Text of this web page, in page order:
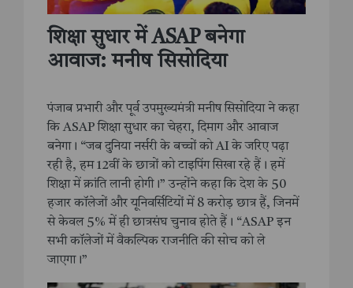
शिक्षा सुधार में ASAP बनेगा
आवाज: मनीष सिसोदिया
पंजाब प्रभारी और पूर्व उपमुख्यमंत्री मनीष सिसोदिया ने कहा
कि ASAP शिक्षा सुधार का चेहरा, दिमाग और आवाज
बनेगा। “जब दुनिया नर्सरी के बच्चों को AI के जरिए पढ़ा
रही है, हम 12वीं के छात्रों को टाइपिंग सिखा रहे हैं। हमें
शिक्षा में क्रांति लानी होगी।” उन्होंने कहा कि देश के 50
हजार कॉलेजों और यूनिवर्सिटियों में 8 करोड़ छात्र हैं, जिनमें
से केवल 5% में ही छात्रसंघ चुनाव होते हैं। “ASAP इन
सभी कॉलेजों में वैकल्पिक राजनीति की सोच को ले
जाएगा।”